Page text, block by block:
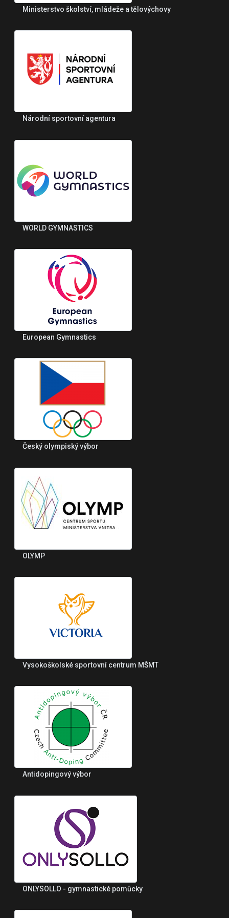
Ministerstvo školství, mládeže a tělovýchovy
Národní sportovní agentura
WORLD GYMNASTICS
European Gymnastics
Český olympiský výbor
OLYMP
Vysokoškolské sportovní centrum MŠMT
Antidopingový výbor
ONLYSOLLO - gymnastické pomůcky